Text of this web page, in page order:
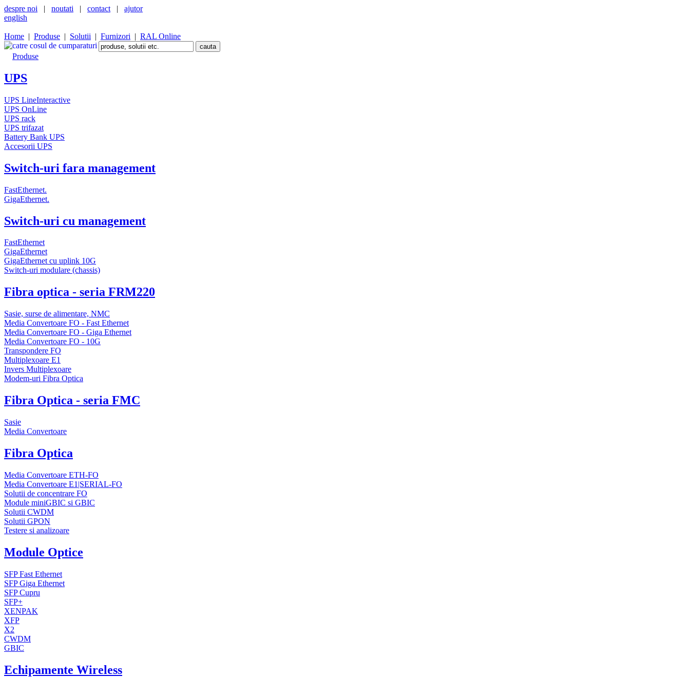
despre noi | noutati | contact | ajutor
english
Home | Produse | Solutii | Furnizori | RAL Online
Produse
UPS
UPS LineInteractive
UPS OnLine
UPS rack
UPS trifazat
Battery Bank UPS
Accesorii UPS
Switch-uri fara management
FastEthernet.
GigaEthernet.
Switch-uri cu management
FastEthernet
GigaEthernet
GigaEthernet cu uplink 10G
Switch-uri modulare (chassis)
Fibra optica - seria FRM220
Sasie, surse de alimentare, NMC
Media Convertoare FO - Fast Ethernet
Media Convertoare FO - Giga Ethernet
Media Convertoare FO - 10G
Transpondere FO
Multiplexoare E1
Invers Multiplexoare
Modem-uri Fibra Optica
Fibra Optica - seria FMC
Sasie
Media Convertoare
Fibra Optica
Media Convertoare ETH-FO
Media Convertoare E1|SERIAL-FO
Solutii de concentrare FO
Module miniGBIC si GBIC
Solutii CWDM
Solutii GPON
Testere si analizoare
Module Optice
SFP Fast Ethernet
SFP Giga Ethernet
SFP Cupru
SFP+
XENPAK
XFP
X2
CWDM
GBIC
Echipamente Wireless